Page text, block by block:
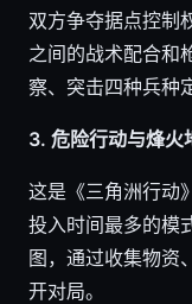
双方争夺据点控制
之间的战术配合和
察、突击四种兵种
3. 危险行动与烽
这是《三角洲行动
投入时间最多的模
图，通过收集物资
开对局。